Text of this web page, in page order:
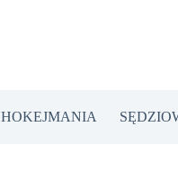
HOKEJMANIA